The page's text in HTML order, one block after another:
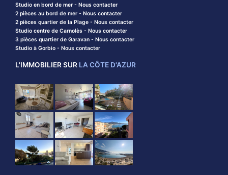
Studio en bord de mer - Nous contacter
2 pièces au bord de mer - Nous contacter
2 pièces quartier de la Plage - Nous contacter
Studio centre de Carnolès - Nous contacter
3 pièces quartier de Garavan - Nous contacter
Studio à Gorbio - Nous contacter
L'IMMOBILIER SUR LA CÔTE D'AZUR